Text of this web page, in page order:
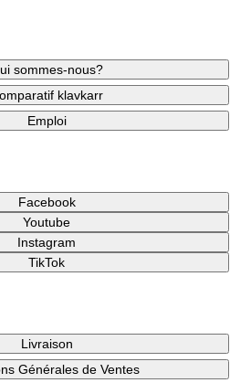
sommes-nous?
klavkarr
Emploi
Facebook
Youtube
Instagram
TikTok
Livraison
Générales de Ventes